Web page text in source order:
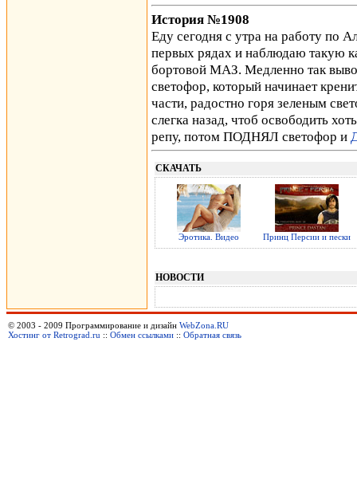
История №1908
Еду сегодня с утра на работу по
первых рядах и наблюдаю такую
бортовой МАЗ. Медленно так
светофор, который начинает
части, радостно горя зеленым
слегка назад, чтоб освободить
репу, потом ПОДНЯЛ светофор и
СКАЧАТЬ
Эротика. Видео Принц Персии и пески
НОВОСТИ
© 2003 - 2009 Программирование и дизайн WebZona.RU
Хостинг от Retrograd.ru :: Обмен ссылками :: Обратная связь